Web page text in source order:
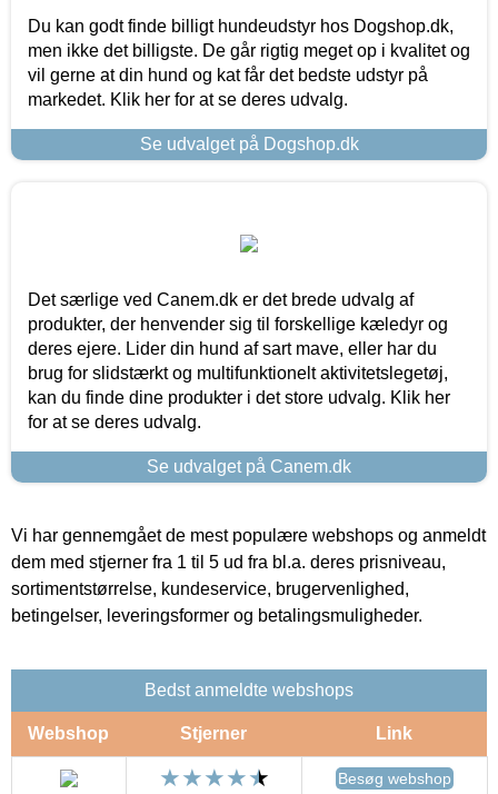
Du kan godt finde billigt hundeudstyr hos Dogshop.dk,
men ikke det billigste. De går rigtig meget op i kvalitet og
vil gerne at din hund og kat får det bedste udstyr på
markedet. Klik her for at se deres udvalg.
Se udvalget på Dogshop.dk
Det særlige ved Canem.dk er det brede udvalg af
produkter, der henvender sig til forskellige kæledyr og
deres ejere. Lider din hund af sart mave, eller har du
brug for slidstærkt og multifunktionelt aktivitetslegetøj,
kan du finde dine produkter i det store udvalg. Klik her
for at se deres udvalg.
Se udvalget på Canem.dk
Vi har gennemgået de mest populære webshops og anmeldt
dem med stjerner fra 1 til 5 ud fra bl.a. deres prisniveau,
sortimentstørrelse, kundeservice, brugervenlighed,
betingelser, leveringsformer og betalingsmuligheder.
Bedst anmeldte webshops
Webshop Stjerner Link
Besøg webshop